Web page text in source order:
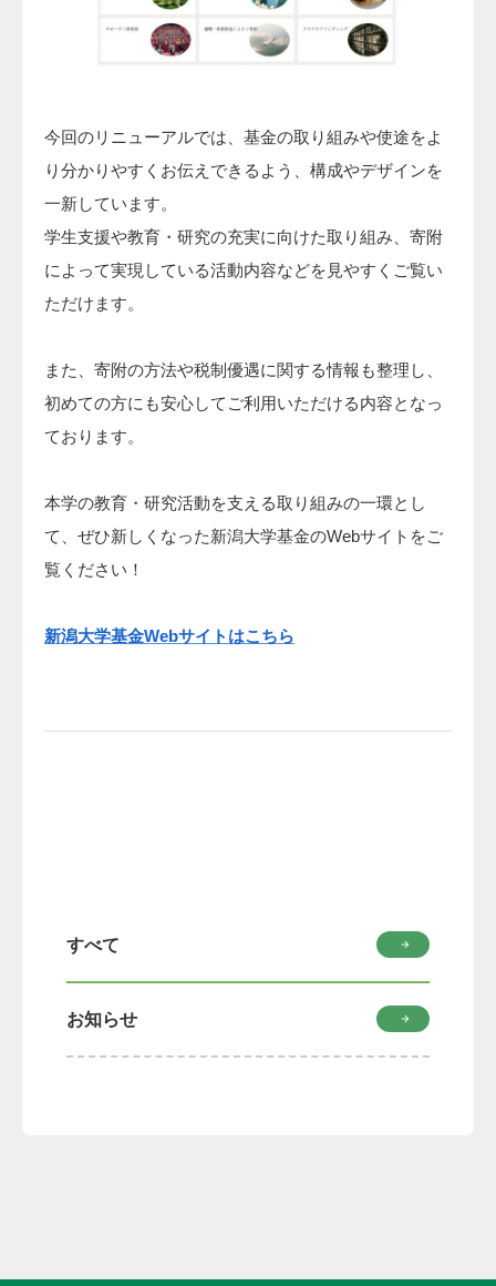
今回のリニューアルでは、基金の取り組みや使途をよ
り分かりやすくお伝えできるよう、構成やデザインを
一新しています。
学生支援や教育・研究の充実に向けた取り組み、寄附
によって実現している活動内容などを見やすくご覧い
ただけます。
また、寄附の方法や税制優遇に関する情報も整理し、
初めての方にも安心してご利用いただける内容となっ
ております。
本学の教育・研究活動を支える取り組みの一環とし
て、ぜひ新しくなった新潟大学基金のWebサイトをご
覧ください！
新潟大学基金Webサイトはこちら
すべて
お知らせ